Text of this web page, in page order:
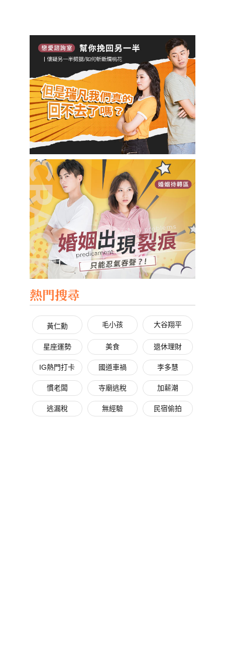
熱門搜尋
黃仁勳 毛小孩 大谷翔平
星座運勢 美食 退休理財
IG熱門打卡 國道車禍 李多慧
慣老闆 寺廟逃稅 加薪潮
逃漏稅 無經驗 民宿偷拍